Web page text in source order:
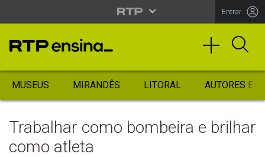
Entrar
MUSEUS MIRANDÊS LITORAL AUTORES
Trabalhar como bombeira e brilhar
como atleta